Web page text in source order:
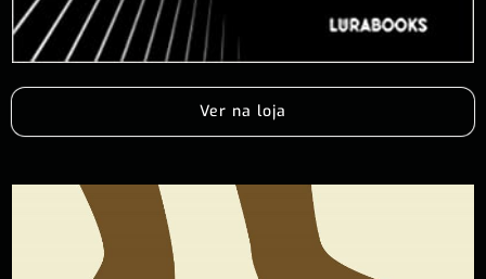
Ver na loja